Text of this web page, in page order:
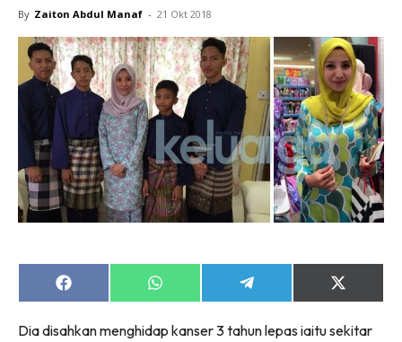
By Zaiton Abdul Manaf - 21 Okt 2018
Share
on
Share
on
Share
on
Share
on
(Twitter)
Dia disahkan menghidap kanser 3 tahun lepas iaitu sekitar